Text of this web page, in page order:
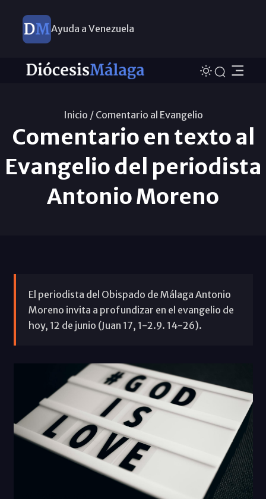
Ayuda a Venezuela
Inicio / Comentario al Evangelio
Comentario en texto al
Evangelio del periodista
Antonio Moreno
El periodista del Obispado de Málaga Antonio
Moreno invita a profundizar en el evangelio de
hoy, 12 de junio (Juan 17, 1-2.9. 14-26).